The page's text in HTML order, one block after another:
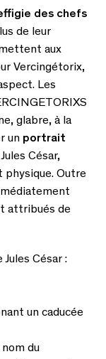
des chefs
de leur
aux
Vercingétorix,
Les
glabre, à la
un portrait
César,
physique. Outre
attribués de
César :
un caducée
du